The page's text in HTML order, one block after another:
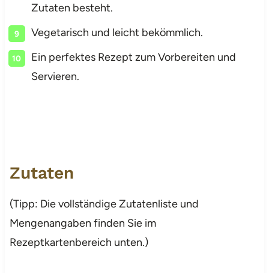
Zutaten besteht.
Vegetarisch und leicht bekömmlich.
Ein perfektes Rezept zum Vorbereiten und
Servieren.
Zutaten
(Tipp: Die vollständige Zutatenliste und
Mengenangaben finden Sie im
Rezeptkartenbereich unten.)